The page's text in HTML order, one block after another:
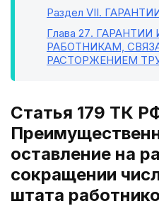
Раздел VII.
Глава 27.
РАБОТНИКАМ,
РАСТОРЖЕНИЕМ
Статья 179 ТК
оставление на
сокращении
штата